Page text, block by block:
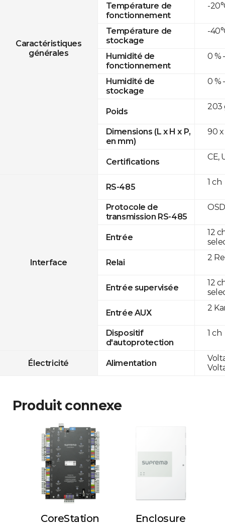
Caractéristiques
générales
Température de
fonctionnement
Température de
stockage
Humidité de
fonctionnement
Humidité de
stockage
Poids
Dimensions (L x H x P,
en mm)
Certifications
Interface
RS-485
Protocole de
transmission RS-485
Entrée
Relai
Entrée supervisée
Entrée AUX
Dispositif
d'autoprotection
Électricité Alimentation
-
-
0 %
0 %
203
90 x
CE,
1 ch
12
2
12
2
1 ch
Produit connexe
CoreStation Enclosure